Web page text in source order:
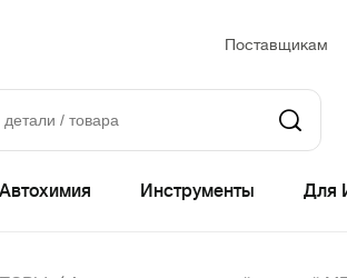
Поставщикам
Автохимия Инструменты Для